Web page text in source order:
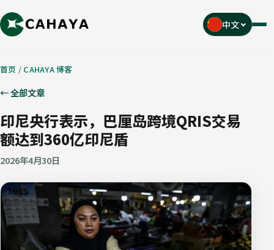
中文
菜
首页 / CAHAYA 博客
← 全部文章
印尼央行表示，巴厘岛跨境QRIS交易
额达到360亿印尼盾
2026年4月30日